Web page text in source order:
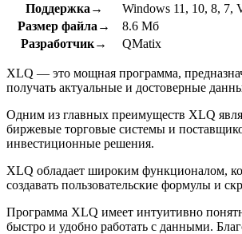
Поддержка→
Windows 11, 10, 8, 7,
Размер файла→
8.6 Мб
Разработчик→
QMatix
XLQ — это мощная программа,
получать актуальные и достоверные
Одним из главных преимуществ XLQ
биржевые торговые системы и
инвестиционные решения.
XLQ обладает широким функционалом,
создавать пользовательские формулы и
Программа XLQ имеет интуитивно
быстро и удобно работать с данными.